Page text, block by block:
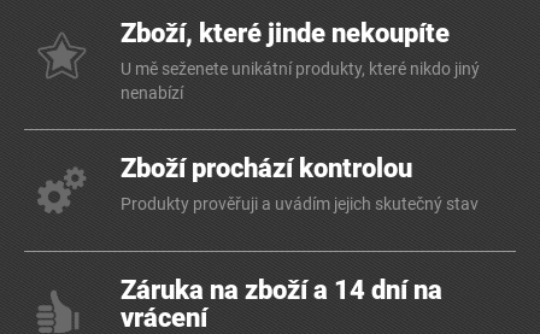
Zboží, které jinde nekoupíte
U mě seženete unikátní produkty, které nikdo jiný
nenabízí
Zboží prochází kontrolou
Produkty prověřuji a uvádím jejich skutečný stav
Záruka na zboží a 14 dní na
vrácení